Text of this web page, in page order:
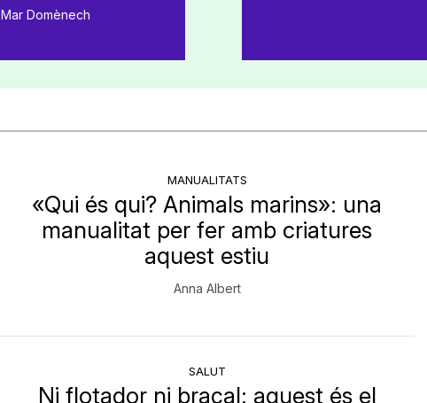
Mar Domènech
MANUALITATS
«Qui és qui? Animals marins»: una
manualitat per fer amb criatures
aquest estiu
Anna Albert
SALUT
Ni flotador ni braçal: aquest és el